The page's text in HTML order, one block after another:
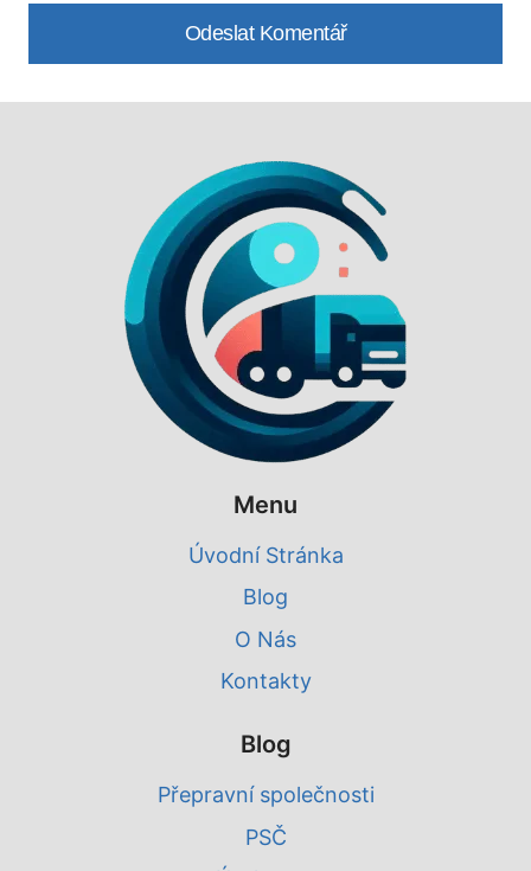
Menu
Úvodní Stránka
Blog
O Nás
Kontakty
Blog
Přepravní společnosti
PSČ